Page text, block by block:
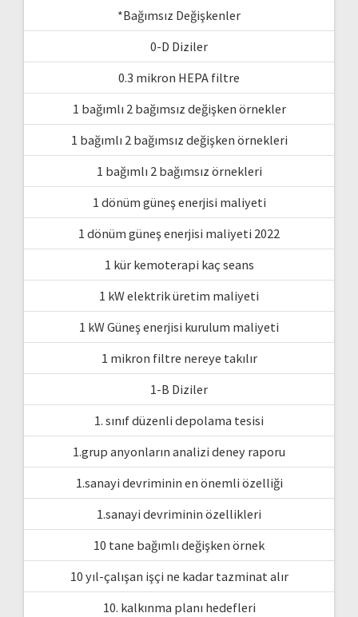
*Bağımsız Değişkenler
0-D Diziler
0.3 mikron HEPA filtre
1 bağımlı 2 bağımsız değişken örnekler
1 bağımlı 2 bağımsız değişken örnekleri
1 bağımlı 2 bağımsız örnekleri
1 dönüm güneş enerjisi maliyeti
1 dönüm güneş enerjisi maliyeti 2022
1 kür kemoterapi kaç seans
1 kW elektrik üretim maliyeti
1 kW Güneş enerjisi kurulum maliyeti
1 mikron filtre nereye takılır
1-B Diziler
1. sınıf düzenli depolama tesisi
1.grup anyonların analizi deney raporu
1.sanayi devriminin en önemli özelliği
1.sanayi devriminin özellikleri
10 tane bağımlı değişken örnek
10 yıl-çalışan işçi ne kadar tazminat alır
10. kalkınma planı hedefleri